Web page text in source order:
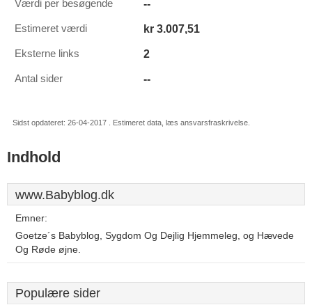
Værdi per besøgende --
Estimeret værdi kr 3.007,51
Eksterne links 2
Antal sider --
Sidst opdateret: 26-04-2017 . Estimeret data, læs ansvarsfraskrivelse.
Indhold
www.Babyblog.dk
Emner:
Goetze´s Babyblog, Sygdom Og Dejlig Hjemmeleg, og Hævede
Og Røde øjne.
Populære sider